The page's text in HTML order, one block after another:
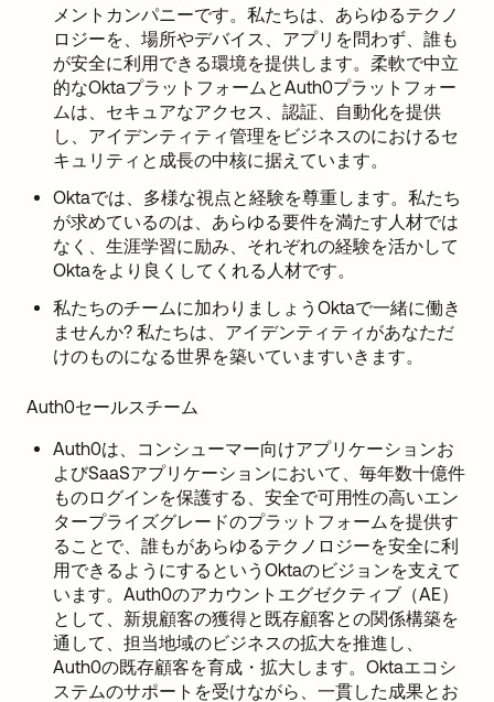
メントカンパニーです。私たちは、あらゆるテクノ
ロジーを、場所やデバイス、アプリを問わず、誰も
が安全に利用できる環境を提供します。柔軟で中立
的なOktaプラットフォームとAuth0プラットフォー
ムは、セキュアなアクセス、認証、自動化を提供
し、アイデンティティ管理をビジネスのにおけるセ
キュリティと成長の中核に据えています。
Oktaでは、多様な視点と経験を尊重します。私たち
が求めているのは、あらゆる要件を満たす人材では
なく、生涯学習に励み、それぞれの経験を活かして
Oktaをより良くしてくれる人材です。
私たちのチームに加わりましょうOktaで一緒に働き
ませんか? 私たちは、アイデンティティがあなただ
けのものになる世界を築いていますいきます。
Auth0セールスチーム
Auth0は、コンシューマー向けアプリケーションお
よびSaaSアプリケーションにおいて、毎年数十億件
ものログインを保護する、安全で可用性の高いエン
タープライズグレードのプラットフォームを提供す
ることで、誰もがあらゆるテクノロジーを安全に利
用できるようにするというOktaのビジョンを支えて
います。Auth0のアカウントエグゼクティブ（AE）
として、新規顧客の獲得と既存顧客との関係構築を
通して、担当地域のビジネスの拡大を推進し、
Auth0の既存顧客を育成・拡大します。Oktaエコシ
ステムのサポートを受けながら、一貫した成果とお